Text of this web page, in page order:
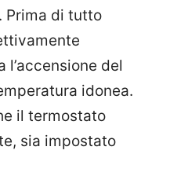
Prima di tutto
del
idonea.
il termostato
sia impostato